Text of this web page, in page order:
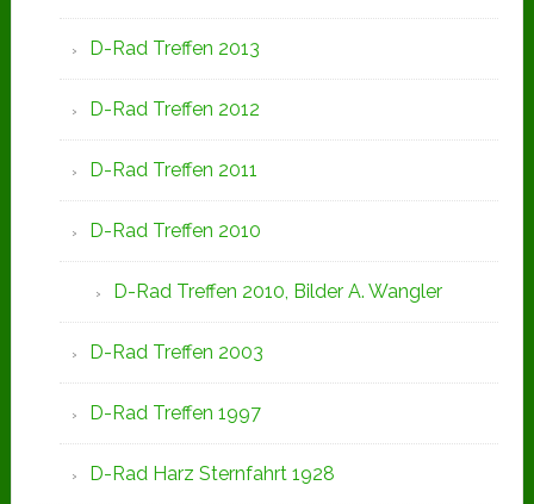
D-Rad Treffen 2013
D-Rad Treffen 2012
D-Rad Treffen 2011
D-Rad Treffen 2010
D-Rad Treffen 2010, Bilder A. Wangler
D-Rad Treffen 2003
D-Rad Treffen 1997
D-Rad Harz Sternfahrt 1928